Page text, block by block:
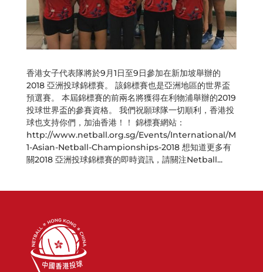
香港女子代表隊將於9月1日至9日參加在新加坡舉辦的
2018 亞洲投球錦標賽。 該錦標賽也是亞洲地區的世界盃
預選賽。 本屆錦標賽的前兩名將獲得在利物浦舉辦的2019
投球世界盃的參賽資格。 我們祝願球隊一切順利，香港投
球也支持你們，加油香港！！ 錦標賽網站：
http://www.netball.org.sg/Events/International/M
1-Asian-Netball-Championships-2018 想知道更多有
關2018 亞洲投球錦標賽的即時資訊，請關注Netball...